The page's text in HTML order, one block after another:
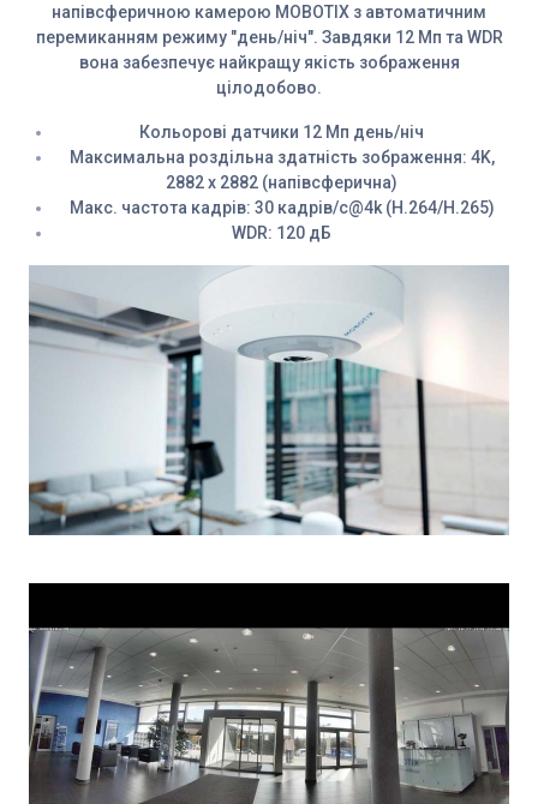
напівсферичною камерою MOBOTIX з автоматичним
перемиканням режиму "день/ніч". Завдяки 12 Мп та WDR
вона забезпечує найкращу якість зображення
цілодобово.
Кольорові датчики 12 Мп день/ніч
Максимальна роздільна здатність зображення: 4K,
2882 x 2882 (напівсферична)
Макс. частота кадрів: 30 кадрів/с@4k (H.264/H.265)
WDR: 120 дБ